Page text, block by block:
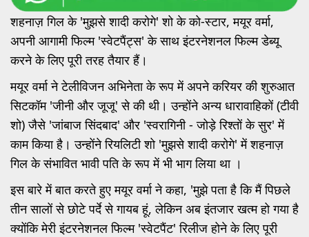
शहनाज़ गिल के 'मुझसे शादी करोगे' शो के को-स्टार, मयूर वर्मा,
अपनी आगामी फिल्म 'स्वेटपैंट्स' के साथ इंटरनेशनल फिल्म डेब्यू
करने के लिए पूरी तरह तैयार हैं।
मयूर वर्मा ने टेलीविजन अभिनेता के रूप में अपने करियर की शुरुआत
सिटकॉम 'जीनी और जूजू' से की थी। उन्होंने अन्य धारावाहिकों (टीवी
शो) जैसे 'जांबाज सिंदबाद' और 'स्वरागिनी - जोड़े रिश्तों के सुर' में
काम किया है। उन्होंने रियलिटी शो 'मुझसे शादी करोगे' में शहनाज़
गिल के संभावित भावी पति के रूप में भी भाग लिया था ।
इस बारे में बात करते हुए मयूर वर्मा ने कहा, 'मुझे पता है कि मैं पिछले
तीन सालों से छोटे पर्दे से गायब हूं, लेकिन अब इंतजार खत्म हो गया है
क्योंकि मेरी इंटरनेशनल फिल्म 'स्वेटपैंट' रिलीज होने के लिए पूरी